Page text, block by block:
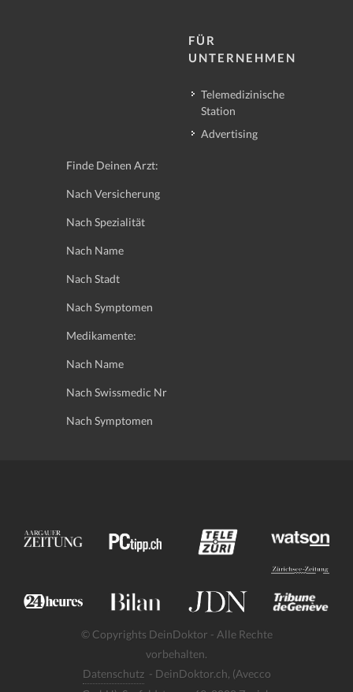
FÜR
UNTERNEHMEN
Telemedizinische
Station
Advertising
Finde Deinen Arzt:
Nach Versicherung
Nach Spezialität
Nach Name
Nach Stadt
Nach Symptomen
Medikamente:
Nach Name
Nach Swissmedic Nr
Nach Symptomen
© Copyrights DeinDoktor - Alle Rechte
vorbehalten.
Datenschutz - DeinDoktor.ch, (Avecco